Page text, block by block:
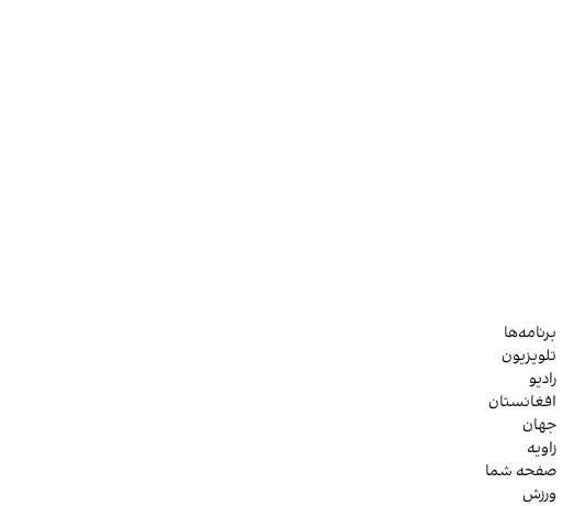
برنامه‌ها
تلویزیون
رادیو
افغانستان
جهان
زاویه
صفحه شما
ورزش